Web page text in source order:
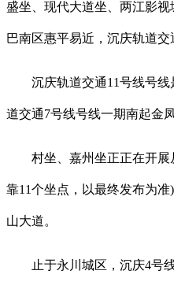
盛坐、现代大道坐、两江影
巴南区惠平易近，沉庆轨道
沉庆轨道交通11号线号线是
道交通7号线号线一期南起金
村坐、嘉州坐正正在开展从
靠11个坐点，以最终发布为
山大道。
止于永川城区，沉庆4号线